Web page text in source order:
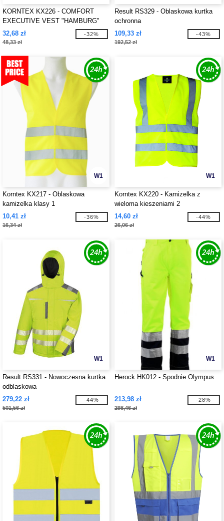
KORNTEX KX226 - COMFORT
EXECUTIVE VEST "HAMBURG"
32,68 zł
48,33 zł
-32%
Result RS329 - Oblaskowa kurtka
ochronna
109,33 zł
192,52 zł
-43%
W1
Korntex KX217 - Oblaskowa
kamizelka klasy 1
10,41 zł
16,34 zł
-36%
W1
Korntex KX220 - Kamizelka z
wieloma kieszeniami 2
14,60 zł
26,06 zł
-44%
W1
Result RS331 - Nowoczesna kurtka
odblaskowa
279,22 zł
501,56 zł
-44%
W1
Herock HK012 - Spodnie Olympus
213,98 zł
298,46 zł
-28%